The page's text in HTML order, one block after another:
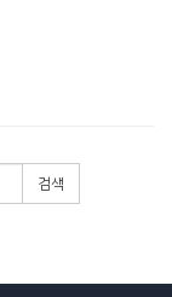
검색